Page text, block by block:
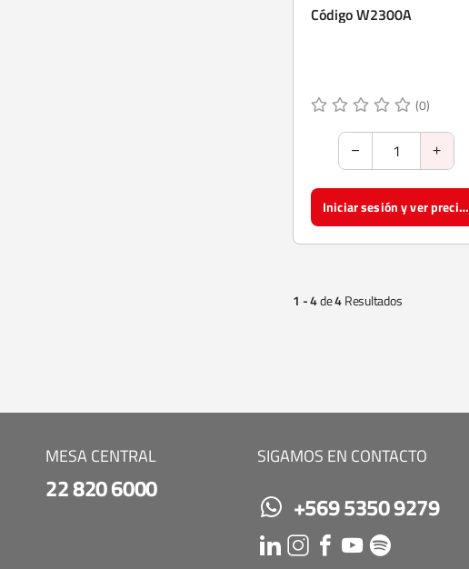
Código W2300A
(0)
Iniciar sesión y ver precios
1 - 4de4Resultados
MESA CENTRAL
22 820 6000
SIGAMOS EN CONTACTO
+569 5350 9279